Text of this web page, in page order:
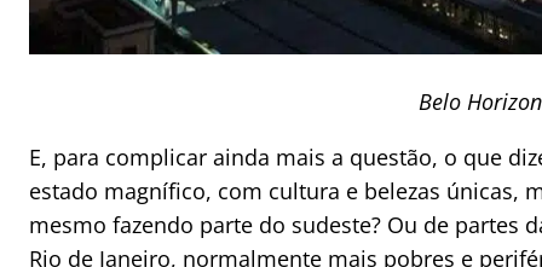
Belo
E, para complicar ainda mais a questão, o que
estado magnífico, com cultura e belezas únicas,
mesmo fazendo parte do sudeste? Ou de partes
Rio de Janeiro, normalmente mais pobres e